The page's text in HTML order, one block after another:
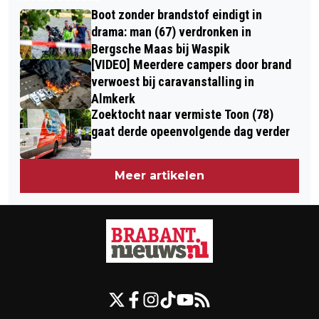
QUARANTAINEHOTEL
IN ZIEKENHUIS BELAND
Boot zonder brandstof eindigt in
drama: man (67) verdronken in
Bergsche Maas bij Waspik
[VIDEO] Meerdere campers door brand
verwoest bij caravanstalling in
Almkerk
Zoektocht naar vermiste Toon (78)
gaat derde opeenvolgende dag verder
Meer artikelen